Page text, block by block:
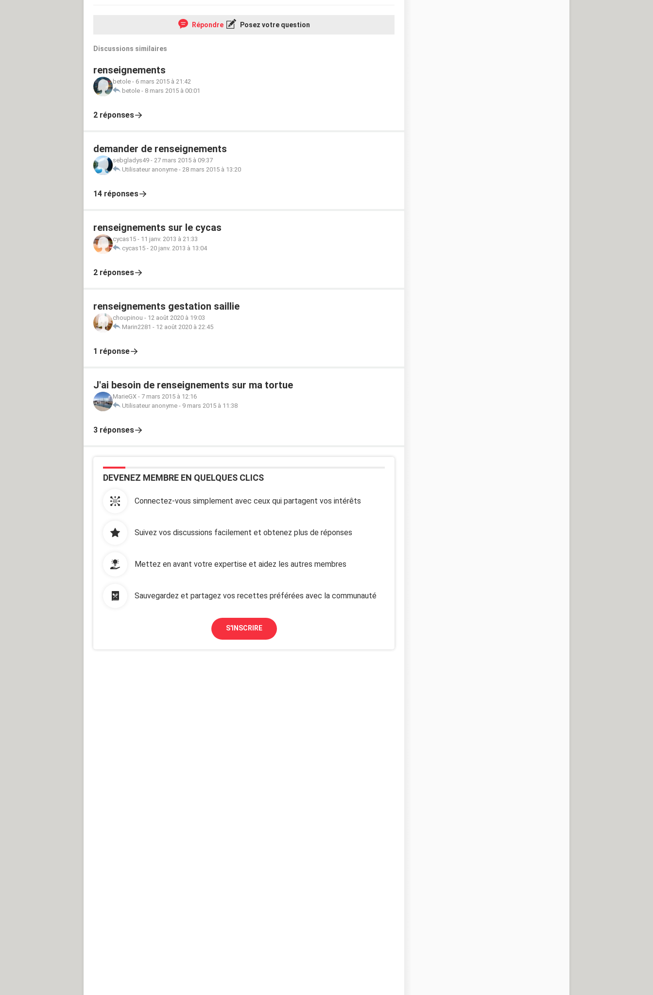
Répondre Posez votre question
Discussions similaires
renseignements
betole - 6 mars 2015 à 21:42
betole - 8 mars 2015 à 00:01
2 réponses
demander de renseignements
sebgladys49 - 27 mars 2015 à 09:37
Utilisateur anonyme - 28 mars 2015 à 13:20
14 réponses
renseignements sur le cycas
cycas15 - 11 janv. 2013 à 21:33
cycas15 - 20 janv. 2013 à 13:04
2 réponses
renseignements gestation saillie
choupinou - 12 août 2020 à 19:03
Marin2281 - 12 août 2020 à 22:45
1 réponse
J'ai besoin de renseignements sur ma tortue
MarieGX - 7 mars 2015 à 12:16
Utilisateur anonyme - 9 mars 2015 à 11:38
3 réponses
DEVENEZ MEMBRE EN QUELQUES CLICS
Connectez-vous simplement avec ceux qui partagent vos intérêts
Suivez vos discussions facilement et obtenez plus de réponses
Mettez en avant votre expertise et aidez les autres membres
Sauvegardez et partagez vos recettes préférées avec la communauté
S'INSCRIRE